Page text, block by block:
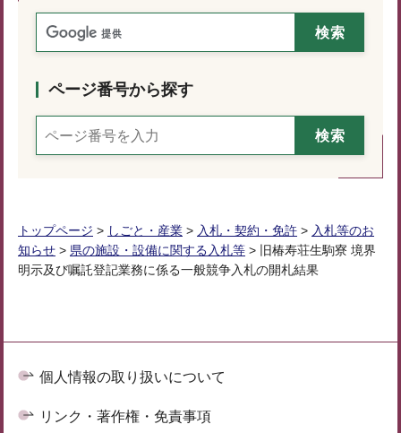
ページ番号から探す
トップページ > しごと・産業 > 入札・契約・免許 > 入札等のお
知らせ > 県の施設・設備に関する入札等 > 旧椿寿荘生駒寮 境界
明示及び嘱託登記業務に係る一般競争入札の開札結果
個人情報の取り扱いについて
リンク・著作権・免責事項